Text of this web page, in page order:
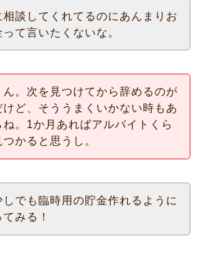
相談してくれてるのにあんまりお
て言いたくないな。
ん。次を見つけてから辞めるのが
けど、そううまくいかない時もあ
ね。1か月あればアルバイトくら
かると思うし。
しでも臨時用の貯金作れるように
みる！